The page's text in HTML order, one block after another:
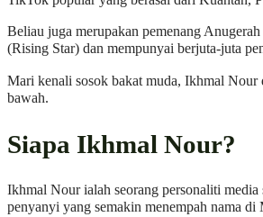
Beliau juga merupakan pemenang
(Rising Star) dan mempunyai berjuta-juta
Mari kenali sosok bakat muda, Ikhmal Nour
bawah.
Siapa Ikhmal Nour?
Ikhmal Nour ialah seorang personaliti media
penyanyi yang semakin menempah nama di